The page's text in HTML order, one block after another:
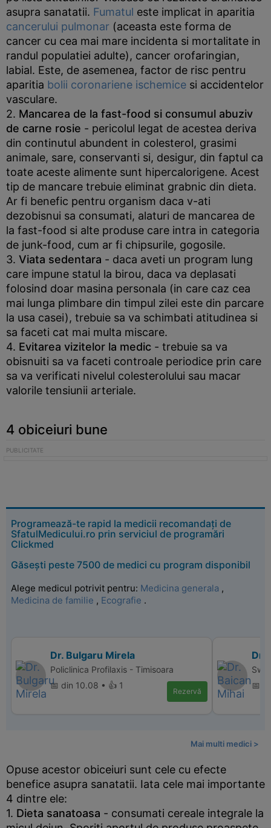
asupra sanatatii. Fumatul este implicat in aparitia
cancerului pulmonar (aceasta este forma de
cancer cu cea mai mare incidenta si mortalitate in
randul populatiei adulte), cancer orofaringian,
labial. Este, de asemenea, factor de risc pentru
aparitia bolii coronariene ischemice si accidentelor
vasculare.
2. Mancarea de la fast-food si consumul abuziv
de carne rosie - pericolul legat de acestea deriva
din continutul abundent in colesterol, grasimi
animale, sare, conservanti si, desigur, din faptul ca
toate aceste alimente sunt hipercalorigene. Acest
tip de mancare trebuie eliminat grabnic din dieta.
Ar fi benefic pentru organism daca v-ati
dezobisnui sa consumati, alaturi de mancarea de
la fast-food si alte produse care intra in categoria
de junk-food, cum ar fi chipsurile, gogosile.
3. Viata sedentara - daca aveti un program lung
care impune statul la birou, daca va deplasati
folosind doar masina personala (in care caz cea
mai lunga plimbare din timpul zilei este din parcare
la usa casei), trebuie sa va schimbati atitudinea si
sa faceti cat mai multa miscare.
4. Evitarea vizitelor la medic - trebuie sa va
obisnuiti sa va faceti controale periodice prin care
sa va verificati nivelul colesterolului sau macar
valorile tensiunii arteriale.
4 obiceiuri bune
Programează-te rapid la medicii recomandați de
SfatulMedicului.ro prin serviciul de programări
Clickmed
Găsești peste 7500 de medici cu program disponibil
Alege medicul potrivit pentru: Medicina generala ,
Medicina de familie , Ecografie .
Dr. Bulgaru Mirela
Policlinica Profilaxis - Timisoara
📅 din 10.08 • 👍 1
Rezervă
Dr.
📅
Mai multi medici >
Opuse acestor obiceiuri sunt cele cu efecte
benefice asupra sanatatii. Iata cele mai importante
4 dintre ele:
1. Dieta sanatoasa - consumati cereale integrale la